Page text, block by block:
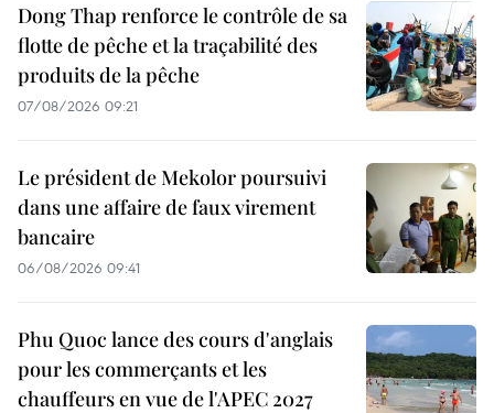
Dong Thap renforce le contrôle de sa
flotte de pêche et la traçabilité des
produits de la pêche
07/08/2026 09:21
Le président de Mekolor poursuivi
dans une affaire de faux virement
bancaire
06/08/2026 09:41
Phu Quoc lance des cours d'anglais
pour les commerçants et les
chauffeurs en vue de l'APEC 2027